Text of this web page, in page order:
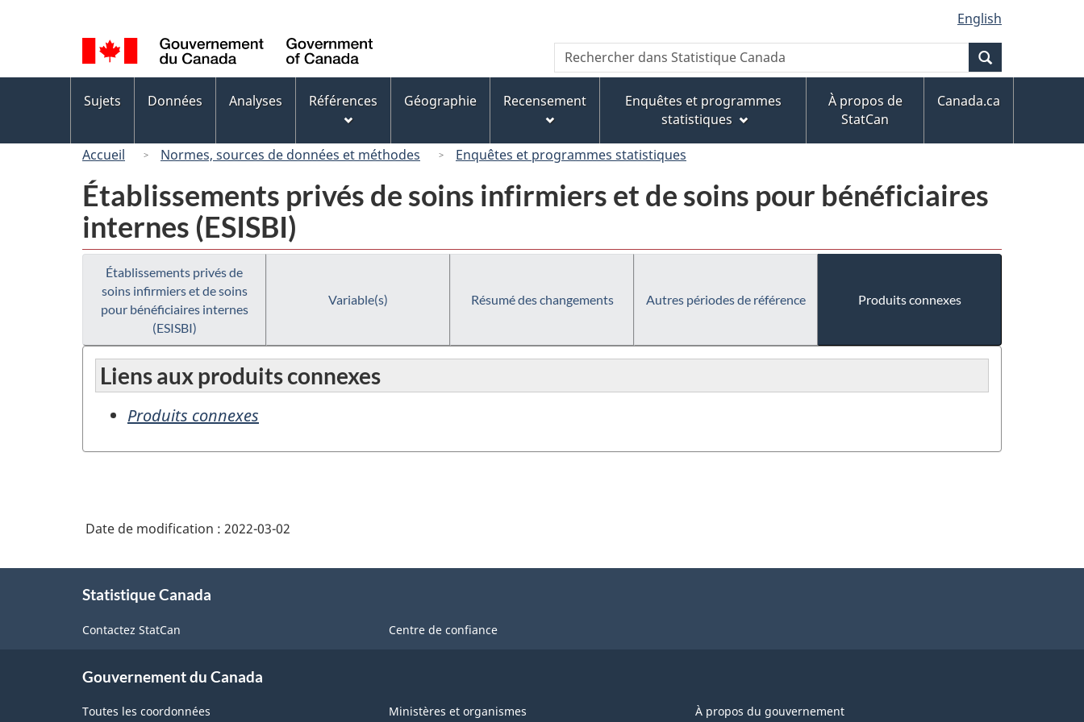
au
contenu
principal
« À
propos
de
ce
version
HTML
simplifiée
de
la
langue
English
Canada
Recherche
Rechercher
dans
Canada
des
Sujets Données Analyses Références Géographie Recensement
Enquêtes et programmes
statistiques
À propos de
StatCan
Canada.ca
Accueil Normes, sources de données et méthodes Enquêtes et programmes statistiques
Établissements privés de soins infirmiers et de soins pour bénéficiaires
internes (ESISBI)
Établissements privés de
soins infirmiers et de soins
pour bénéficiaires internes
(ESISBI)
Variable(s) Résumé des changements Autres périodes de référence Produits connexes
Liens aux produits connexes
Produits connexes
Date de modification : 2022-03-02
Statistique Canada
Contactez StatCan Centre de confiance
Gouvernement du Canada
Toutes les coordonnées Ministères et organismes À propos du gouvernement